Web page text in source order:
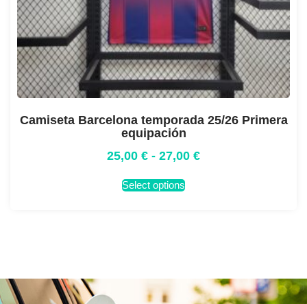
Camiseta Barcelona temporada 25/26 Primera
equipación
25,00 € - 27,00 €
Select options